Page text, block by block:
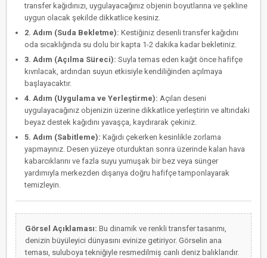
transfer kağıdınızı, uygulayacağınız objenin boyutlarına ve şekline
uygun olacak şekilde dikkatlice kesiniz.
2. Adım (Suda Bekletme): Kestiğiniz desenli transfer kağıdını
oda sıcaklığında su dolu bir kapta 1-2 dakika kadar bekletiniz.
3. Adım (Açılma Süreci): Suyla temas eden kağıt önce hafifçe
kıvrılacak, ardından suyun etkisiyle kendiliğinden açılmaya
başlayacaktır.
4. Adım (Uygulama ve Yerleştirme): Açılan deseni
uygulayacağınız objenizin üzerine dikkatlice yerleştirin ve altındaki
beyaz destek kağıdını yavaşça, kaydırarak çekiniz.
5. Adım (Sabitleme): Kağıdı çekerken kesinlikle zorlama
yapmayınız. Desen yüzeye oturduktan sonra üzerinde kalan hava
kabarcıklarını ve fazla suyu yumuşak bir bez veya sünger
yardımıyla merkezden dışarıya doğru hafifçe tamponlayarak
temizleyin.
Görsel Açıklaması: Bu dinamik ve renkli transfer tasarımı,
denizin büyüleyici dünyasını evinize getiriyor. Görselin ana
teması, suluboya tekniğiyle resmedilmiş canlı deniz balıklarıdır.